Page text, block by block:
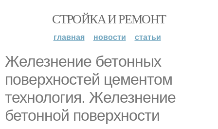
СТРОЙКА И РЕМОНТ
главная новости статьи
Железнение бетонных
поверхностей цементом
технология. Железнение
бетонной поверхности